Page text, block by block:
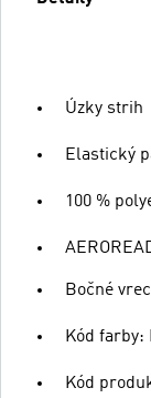
Úzky strih
Elastický
100 %
Bočné
Kód farby:
Kód